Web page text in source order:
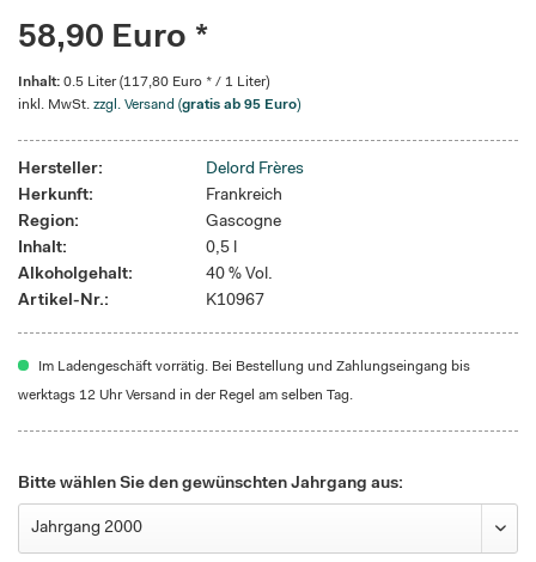
58,90 Euro *
Inhalt: 0.5 Liter (117,80 Euro * / 1 Liter)
inkl. MwSt. zzgl. Versand (gratis ab 95 Euro)
Hersteller:
Delord Frères
Herkunft:
Frankreich
Region:
Gascogne
Inhalt:
0,5 l
Alkoholgehalt:
40 % Vol.
Artikel-Nr.:
K10967
Im Ladengeschäft vorrätig. Bei Bestellung und Zahlungseingang bis
werktags 12 Uhr Versand in der Regel am selben Tag.
Bitte wählen Sie den gewünschten Jahrgang aus: